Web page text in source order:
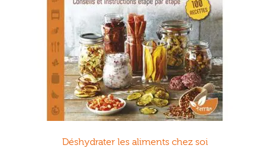
Déshydrater les aliments chez soi